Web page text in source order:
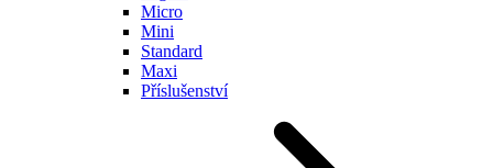
Micro
Mini
Standard
Maxi
Příslušenství